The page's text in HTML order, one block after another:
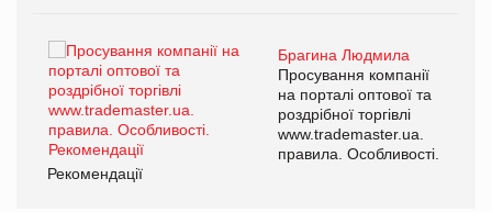
Брагина Людмила
Просування компанії
на порталі оптової та
роздрібної торгівлі
www.trademaster.ua.
правила. Особливості.
Рекомендації